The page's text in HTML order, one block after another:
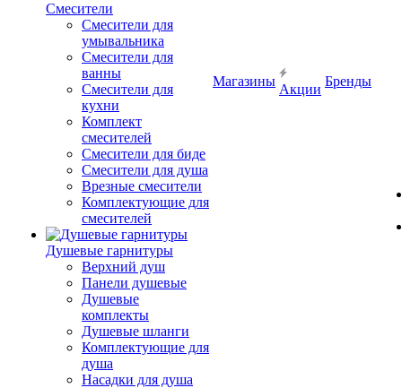
Смесители
Смесители для
умывальника
Смесители для
ванны
Смесители для
кухни
Комплект
смесителей
Смесители для биде
Смесители для душа
Врезные смесители
Комплектующие для
смесителей
Душевые гарнитуры
Верхний душ
Панели душевые
Душевые
комплекты
Душевые шланги
Комплектующие для
душа
Насадки для душа
Магазины
Акции
Бренды